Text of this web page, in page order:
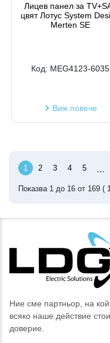
Лицев панел за
цвят Лотус System
Merten SE
Код: MEG4123-6035
Виж повече
1 2 3 4 5 …
Показва 1 до 16 от 169 (
Ние сме партньор, на
всяко наше действие
доверие.